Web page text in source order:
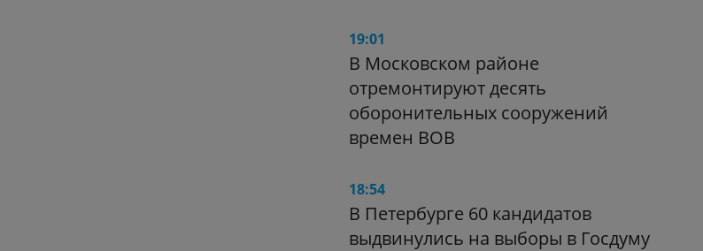
19:01
В Московском районе
отремонтируют десять
оборонительных сооружений
времен ВОВ
18:54
В Петербурге 60 кандидатов
выдвинулись на выборы в Госдуму